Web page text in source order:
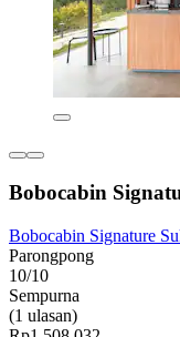
Bobocabin
Bobocabin Signature
Parongpong
10/10
Sempurna
(1 ulasan)